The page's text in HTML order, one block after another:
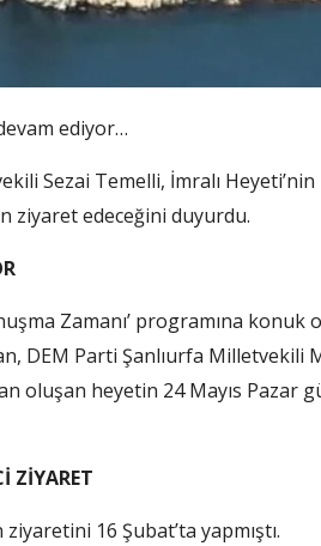
ediyor…
Sezai Temelli, İmralı Heyeti’nin
ziyaret edeceğini duyurdu.
Zamanı’ programına
DEM Parti Şanlıurfa Milletvekili
oluşan heyetin 24 Mayıs Pazar
ZİYARET
ziyaretini 16 Şubat’ta yapmıştı.